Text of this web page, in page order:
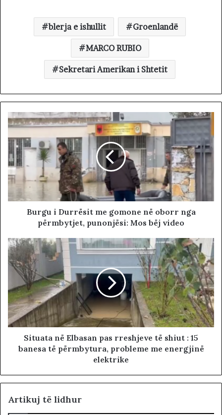
blerja e ishullit Groenlandë
MARCO RUBIO
Sekretari Amerikan i Shtetit
Burgu i Durrësit me gomone në oborr nga
përmbytjet, punonjësi: Mos bëj video
Situata në Elbasan pas rreshjeve të shiut : 15
banesa të përmbytura, probleme me energjinë
elektrike
Artikuj të lidhur